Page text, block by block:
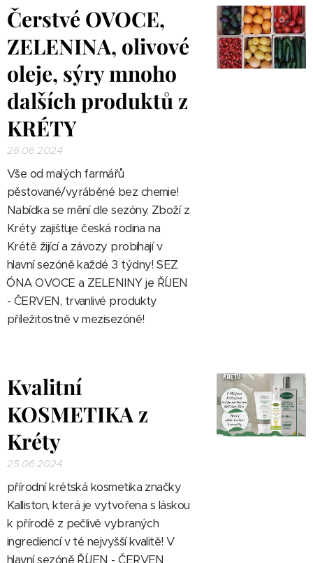
Čerstvé OVOCE,
ZELENINA, olivové
oleje, sýry mnoho
dalších produktů z
KRÉTY
26.06.2024
Vše od malých farmářů
pěstované/vyráběné bez chemie!
Nabídka se mění dle sezóny. Zboží z
Kréty zajišťuje česká rodina na
Krétě žijící a závozy probíhají v
hlavní sezóně každé 3 týdny!SEZ
´ÓNA OVOCE a ZELENINY je ŘÍJEN
- ČERVEN, trvanlivé produkty
příležitostně v mezisezóně!
Kvalitní
KOSMETIKA z
Kréty
25.06.2024
přírodní krétská kosmetika značky
Kalliston, která je vytvořena s láskou
k přírodě z pečlivě vybraných
ingrediencí v té nejvyšší kvalitě!V
hlavní sezóně ŘÍJEN - ČERVEN